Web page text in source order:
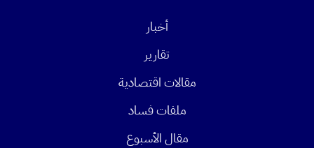
أخبار
تقارير
مقالات اقتصادية
ملفات فساد
مقال الأسبوع